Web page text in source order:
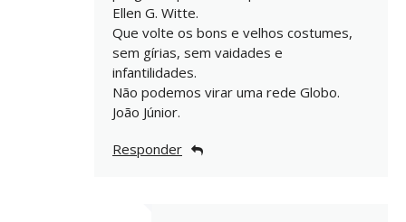
Ellen G. Witte.
Que volte os bons e velhos costumes,
sem gírias, sem vaidades e
infantilidades.
Não podemos virar uma rede Globo.
João Júnior.
Responder